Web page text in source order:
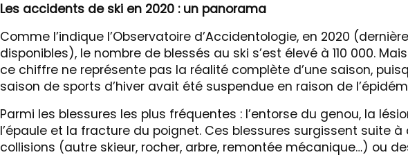
Les accidents de ski en 2020 : un panorama
Comme l’indique l’Observatoire d’Accidentologie, en 2020
disponibles), le nombre de blessés au ski s’est élevé à 110 000.
ce chiffre ne représente pas la réalité complète d’une saison,
saison de sports d’hiver avait été suspendue en raison de
Parmi les blessures les plus fréquentes : l’entorse du genou, la
l’épaule et la fracture du poignet. Ces blessures surgissent suite à
collisions (autre skieur, rocher, arbre, remontée mécanique…) ou